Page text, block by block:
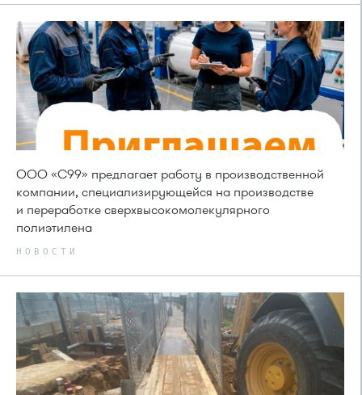
ООО «С99» предлагает работу в производственной
компании, специализирующейся на производстве
и переработке сверхвысокомолекулярного
полиэтилена
НОВОСТИ